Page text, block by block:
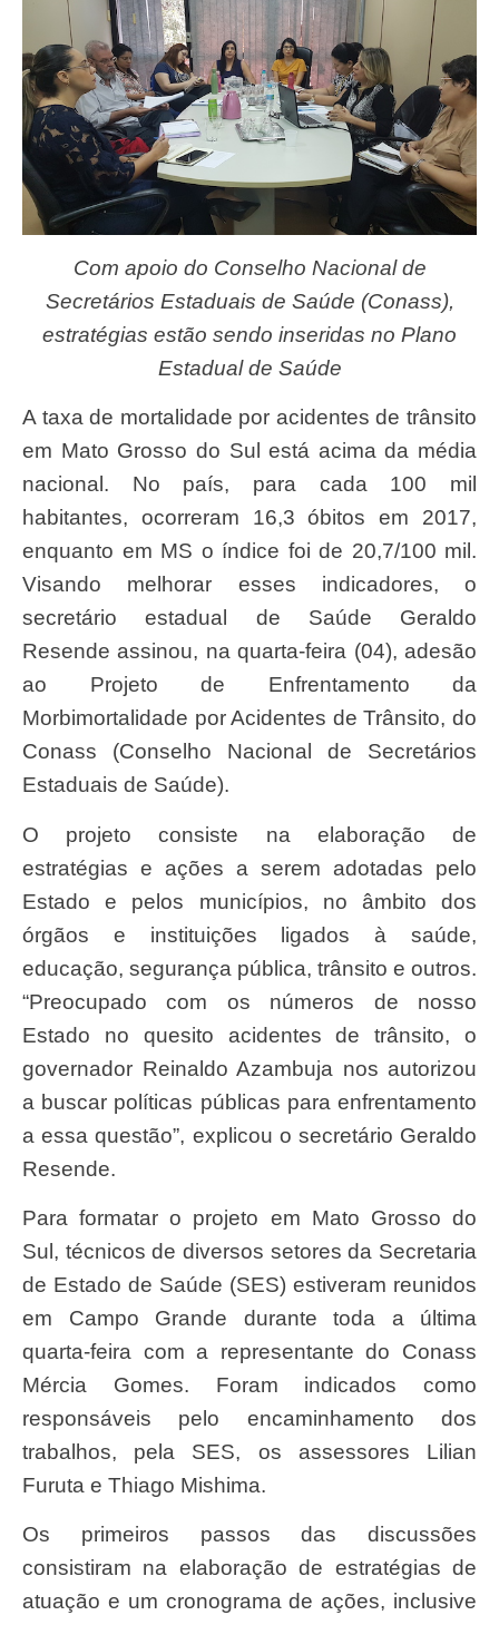
Com apoio do Conselho Nacional de
Secretários Estaduais de Saúde (Conass),
estratégias estão sendo inseridas no Plano
Estadual de Saúde
A taxa de mortalidade por acidentes de trânsito
em Mato Grosso do Sul está acima da média
nacional. No país, para cada 100 mil
habitantes, ocorreram 16,3 óbitos em 2017,
enquanto em MS o índice foi de 20,7/100 mil.
Visando melhorar esses indicadores, o
secretário estadual de Saúde Geraldo
Resende assinou, na quarta-feira (04), adesão
ao Projeto de Enfrentamento da
Morbimortalidade por Acidentes de Trânsito, do
Conass (Conselho Nacional de Secretários
Estaduais de Saúde).
O projeto consiste na elaboração de
estratégias e ações a serem adotadas pelo
Estado e pelos municípios, no âmbito dos
órgãos e instituições ligados à saúde,
educação, segurança pública, trânsito e outros.
“Preocupado com os números de nosso
Estado no quesito acidentes de trânsito, o
governador Reinaldo Azambuja nos autorizou
a buscar políticas públicas para enfrentamento
a essa questão”, explicou o secretário Geraldo
Resende.
Para formatar o projeto em Mato Grosso do
Sul, técnicos de diversos setores da Secretaria
de Estado de Saúde (SES) estiveram reunidos
em Campo Grande durante toda a última
quarta-feira com a representante do Conass
Mércia Gomes. Foram indicados como
responsáveis pelo encaminhamento dos
trabalhos, pela SES, os assessores Lilian
Furuta e Thiago Mishima.
Os primeiros passos das discussões
consistiram na elaboração de estratégias de
atuação e um cronograma de ações, inclusive